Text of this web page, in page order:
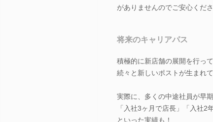
がありませんのでご安心くだ
将来のキャリアパス
積極的に新店舗の展開を行っ
続々と新しいポストが生まれて
実際に、多くの中途社員が早
「入社3ヶ月で店長」「入社2
といった実績も！